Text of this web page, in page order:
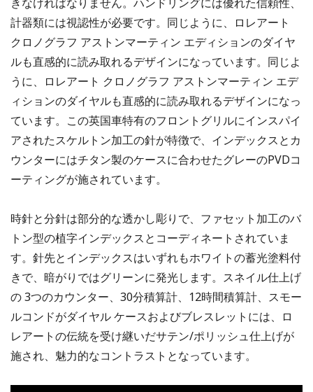
計器類には視認性が必要です。同じように、ロレアート
クロノグラフ アストンマーティン エディションのダイヤ
ルも直感的に読み取れるデザインになっています。同じよ
うに、ロレアート クロノグラフ アストンマーティン エデ
ィションのダイヤルも直感的に読み取れるデザインになっ
ています。この英国車特有のフロントグリルにインスパイ
アされたスケルトン加工の針が特徴で、インデックスとカ
ウンターにはチタン製のケースに合わせたグレーのPVDコ
ーティングが施されています。
時針と分針は部分的な透かし彫りで、ファセット加工のバ
トン型の植字インデックスとコーディネートされていま
す。針先とインデックスはいずれもホワイトの蓄光塗料付
きで、暗がりではグリーンに発光します。スネイル仕上げ
の 3つのカウンター、30分積算計、12時間積算計、スモー
ルコンドがダイヤル ケースおよびブレスレットには、ロ
レアートの伝統を受け継いだサテン/ポリッシュ仕上げが
施され、魅力的なコントラストとなっています。